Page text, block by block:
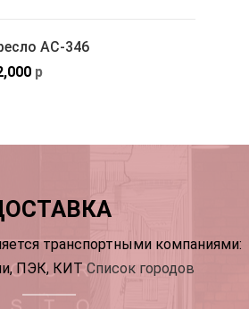
АС-346
р
транспортными компаниями:
ПЭК, КИТ Список городов